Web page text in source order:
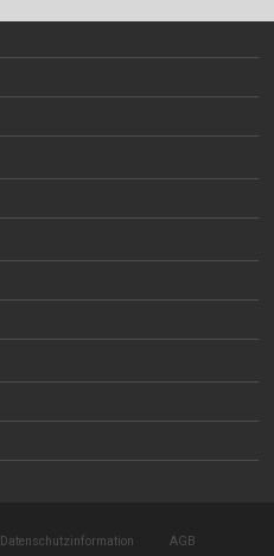
Datenschutzinformation AGB